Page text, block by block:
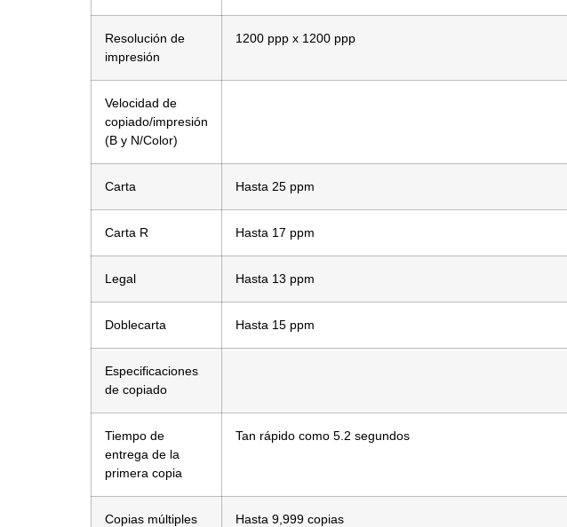
Resolución de
impresión
1200 ppp x 1200 ppp
Velocidad de
copiado/impresión
(B y N/Color)
Carta Hasta 25 ppm
Carta R Hasta 17 ppm
Legal Hasta 13 ppm
Doblecarta Hasta 15 ppm
Especificaciones
de copiado
Tiempo de
entrega de la
primera copia
Tan rápido como 5.2 segundos
Copias múltiples Hasta 9,999 copias